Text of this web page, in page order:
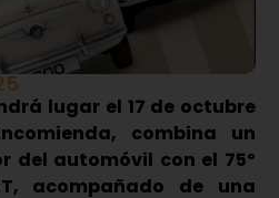
lugar el 17 de octubre
combina un
del automóvil con el 75º
acompañado de una